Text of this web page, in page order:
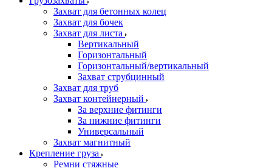
Захват для бетонных колец
Захват для бочек
Захват для листа
Вертикальный
Горизонтальный
Горизонтальный/вертикальный
Захват струбцинный
Захват для труб
Захват контейнерный
За верхние фитинги
За нижние фитинги
Универсальный
Захват магнитный
Крепление груза
Ремни стяжные